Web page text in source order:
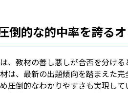
倒的な的中率を誇る
、教材の善し悪しが合否を分ける
は、最新の出題傾向を踏まえた
圧倒的なわかりやすさも実現して